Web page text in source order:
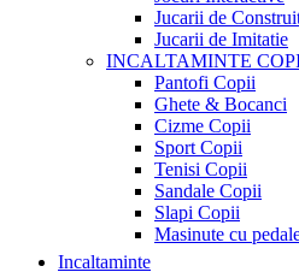
Jucarii de
Jucarii de Imitatie
INCALTAMINTE
Pantofi Copii
Ghete & Bocanci
Cizme Copii
Sport Copii
Tenisi Copii
Sandale Copii
Slapi Copii
Masinute cu
Incaltaminte